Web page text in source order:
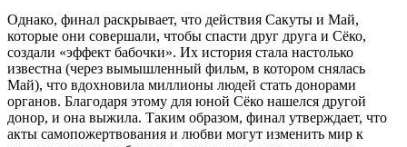
Однако, финал раскрывает, что действия Сакуты и Май,
которые они совершали, чтобы спасти друг друга и Сёко,
создали «эффект бабочки». Их история стала настолько
известна (через вымышленный фильм, в котором снялась
Май), что вдохновила миллионы людей стать донорами
органов. Благодаря этому для юной Сёко нашелся другой
донор, и она выжила. Таким образом, финал утверждает, что
акты самопожертвования и любви могут изменить мир к